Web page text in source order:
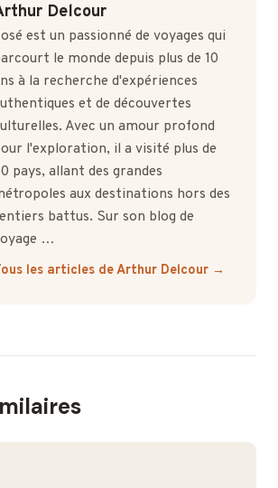
Delcour
est un passionné de voyages qui
le monde depuis plus de 10
à la recherche d'expériences
et de découvertes
Avec un amour profond
l'exploration, il a visité plus de
pays, allant des grandes
aux destinations hors des
battus. Sur son blog de
…
les articles de Arthur Delcour →